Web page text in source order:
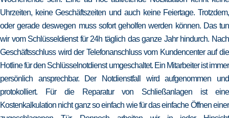
Uhrzeiten, keine Geschäftszeiten und auch keine Feiertage. Trotzdem,
oder gerade deswegen muss sofort geholfen werden können. Das tun
wir vom Schlüsseldienst für 24h täglich das ganze Jahr hindurch. Nach
Geschäftsschluss wird der Telefonanschluss vom Kundencenter auf die
Hotline für den Schlüsselnotdienst umgeschaltet. Ein Mitarbeiter ist immer
persönlich ansprechbar. Der Notdienstfall wird aufgenommen und
protokolliert. Für die Reparatur von Schließanlagen ist eine
Kostenkalkulation nicht ganz so einfach wie für das einfache Öffnen einer